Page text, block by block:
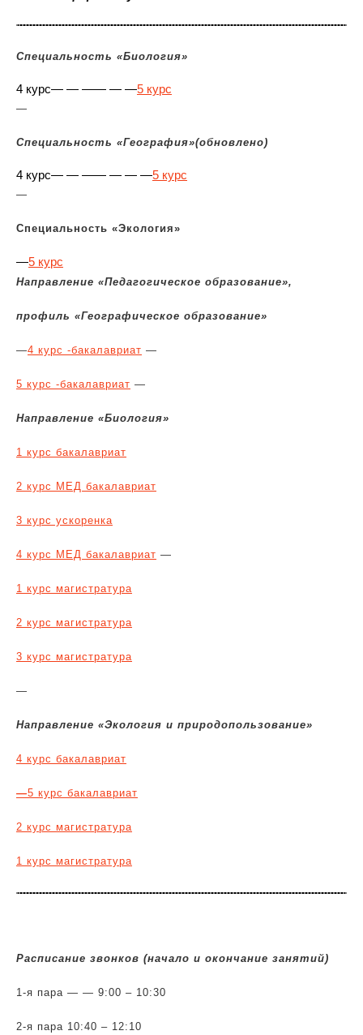
Специальность «Биология»
4 курс— — —— — —5 курс
—
Специальность «География»(обновлено)
4 курс— — —— — — —5 курс
—
Специальность «Экология»
—5 курс
Направление «Педагогическое образование»,
профиль «Географическое образование»
—4 курс -бакалавриат —
5 курс -бакалавриат —
Направление «Биология»
1 курс бакалавриат
2 курс МЕД бакалавриат
3 курс ускоренка
4 курс МЕД бакалавриат —
1 курс магистратура
2 курс магистратура
3 курс магистратура
—
Направление «Экология и природопользование»
4 курс бакалавриат
—5 курс бакалавриат
2 курс магистратура
1 курс магистратура
Расписание звонков (начало и окончание занятий)
1-я пара — — 9:00 – 10:30
2-я пара 10:40 – 12:10